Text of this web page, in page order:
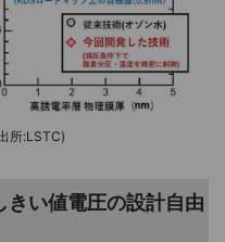
所:LSTC)
きい値電圧の設計自由